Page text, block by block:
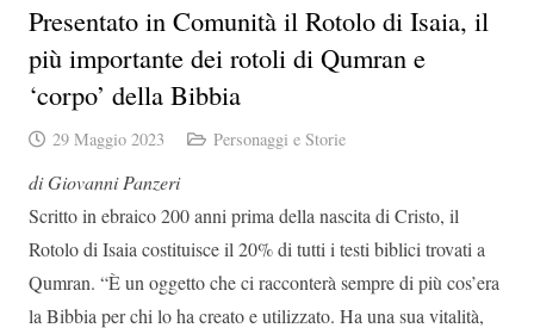
Presentato in Comunità il Rotolo di Isaia, il
più importante dei rotoli di Qumran e
‘corpo’ della Bibbia
29 Maggio 2023 Personaggi e Storie
di Giovanni Panzeri
Scritto in ebraico 200 anni prima della nascita di Cristo, il
Rotolo di Isaia costituisce il 20% di tutti i testi biblici trovati a
Qumran. “È un oggetto che ci racconterà sempre di più cos’era
la Bibbia per chi lo ha creato e utilizzato. Ha una sua vitalità,